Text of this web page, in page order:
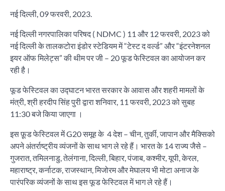
नई दिल्ली, 09 फरवरी, 2023.
नई दिल्ली नगरपालिका परिषद ( NDMC ) 11 और 12 फरवरी, 2023 को
नई दिल्ली के तालकटोरा इंडोर स्टेडियम में “टेस्ट द वर्ल्ड” और “इंटरनेशनल
इयर ऑफ मिलेट्स” की थीम पर जी – 20 फूड फेस्टिवल का आयोजन कर
रही है।
फूड फेस्टिवल का उद्घाटन भारत सरकार के आवास और शहरी मामलों के
मंत्री, श्री हरदीप सिंह पुरी द्वारा शनिवार, 11 फरवरी, 2023 को सुबह
11:30 बजे किया जाएगा ।
इस फ़ूड फेस्टिवल में G20 समूह के 4 देश – चीन, तुर्की, जापान और मैक्सिको
अपने अंतर्राष्ट्रीय व्यंजनों के साथ भाग ले रहे हैं। भारत के 14 राज्य जैसे –
गुजरात, तमिलनाडु, तेलंगाना, दिल्ली, बिहार, पंजाब, कश्मीर, यूपी, केरल,
महाराष्ट्र, कर्नाटक, राजस्थान, मिजोरम और मेघालय भी मोटा अनाज के
पारंपरिक व्यंजनों के साथ इस फूड फेस्टिवल में भाग ले रहे हैं।